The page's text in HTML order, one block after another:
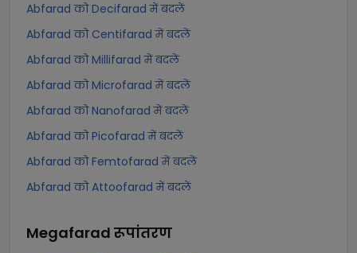
Abfarad को Decifarad में बदलें
Abfarad को Centifarad में बदलें
Abfarad को Millifarad में बदलें
Abfarad को Microfarad में बदलें
Abfarad को Nanofarad में बदलें
Abfarad को Picofarad में बदलें
Abfarad को Femtofarad में बदलें
Abfarad को Attoofarad में बदलें
Megafarad रूपांतरण